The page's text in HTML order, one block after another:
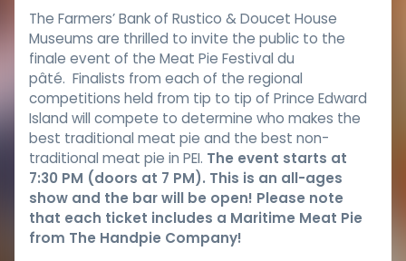
The Farmers’ Bank of Rustico & Doucet House
Museums are thrilled to invite the public to the
finale event of the Meat Pie Festival du
pâté. Finalists from each of the regional
competitions held from tip to tip of Prince Edward
Island will compete to determine who makes the
best traditional meat pie and the best non-
traditional meat pie in PEI. The event starts at
7:30 PM (doors at 7 PM). This is an all-ages
show and the bar will be open! Please note
that each ticket includes a Maritime Meat Pie
from The Handpie Company!